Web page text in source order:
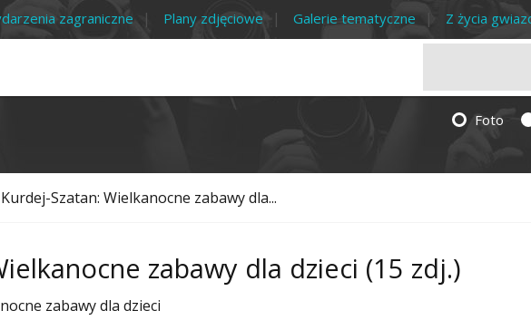
zagraniczne Plany zdjęciowe Galerie tematyczne Z życia
Foto
Szatan: Wielkanocne zabawy dla...
zabawy dla dzieci (15 zdj.)
zabawy dla dzieci